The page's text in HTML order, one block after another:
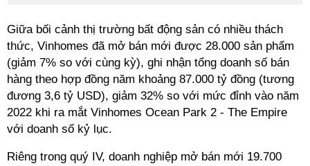
Giữa bối cảnh thị trường bất động sản có nhiều thách
thức, Vinhomes đã mở bán mới được 28.000 sản phẩm
(giảm 7% so với cùng kỳ), ghi nhận tổng doanh số bán
hàng theo hợp đồng năm khoảng 87.000 tỷ đồng (tương
đương 3,6 tỷ USD), giảm 32% so với mức đỉnh vào năm
2022 khi ra mắt Vinhomes Ocean Park 2 - The Empire
với doanh số kỷ lục.
Riêng trong quý IV, doanh nghiệp mở bán mới 19.700